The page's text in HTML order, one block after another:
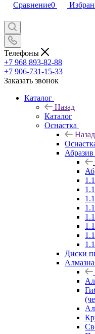
Сравнение0
Телефоны
+7 968 893-82-88
+7 906-731-15-33
Заказать звонок
Каталог
Назад
Каталог
Оснастка
Назад
Абразив
Диски